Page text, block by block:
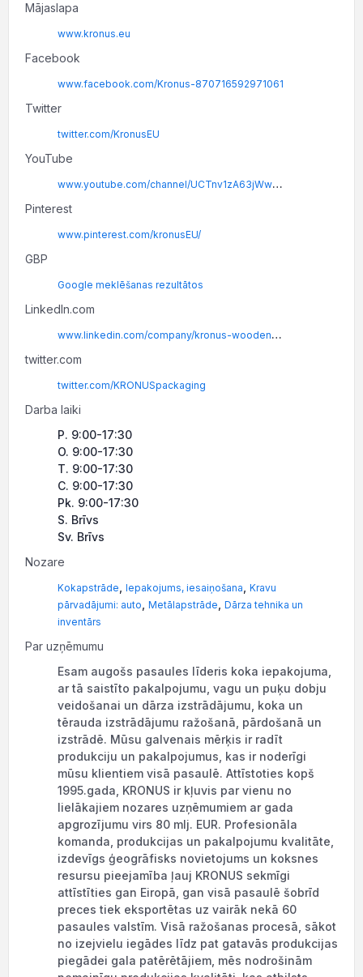
Mājaslapa
www.kronus.eu
Facebook
www.facebook.com/Kronus-870716592971061
Twitter
twitter.com/KronusEU
YouTube
www.youtube.com/channel/UCTnv1zA63jWwZJL-UyxG94A
Pinterest
www.pinterest.com/kronusEU/
GBP
Google meklēšanas rezultātos
LinkedIn.com
www.linkedin.com/company/kronus-wooden-packaging/?viewAsMember=true%3E
twitter.com
twitter.com/KRONUSpackaging
Darba laiki
P. 9:00-17:30
O. 9:00-17:30
T. 9:00-17:30
C. 9:00-17:30
Pk. 9:00-17:30
S. Brīvs
Sv. Brīvs
Nozare
Kokapstrāde Iepakojums, iesaiņošana Kravu
pārvadājumi: auto Metālapstrāde Dārza tehnika un
inventārs
Par uzņēmumu
Esam augošs pasaules līderis koka iepakojuma,
ar tā saistīto pakalpojumu, vagu un puķu dobju
veidošanai un dārza izstrādājumu, koka un
tērauda izstrādājumu ražošanā, pārdošanā un
izstrādē. Mūsu galvenais mērķis ir radīt
produkciju un pakalpojumus, kas ir noderīgi
mūsu klientiem visā pasaulē. Attīstoties kopš
1995.gada, KRONUS ir kļuvis par vienu no
lielākajiem nozares uzņēmumiem ar gada
apgrozījumu virs 80 mlj. EUR. Profesionāla
komanda, produkcijas un pakalpojumu kvalitāte,
izdevīgs ģeogrāfisks novietojums un koksnes
resursu pieejamība ļauj KRONUS sekmīgi
attīstīties gan Eiropā, gan visā pasaulē šobrīd
preces tiek eksportētas uz vairāk nekā 60
pasaules valstīm. Visā ražošanas procesā, sākot
no izejvielu iegādes līdz pat gatavās produkcijas
piegādei gala patērētājiem, mēs nodrošinām